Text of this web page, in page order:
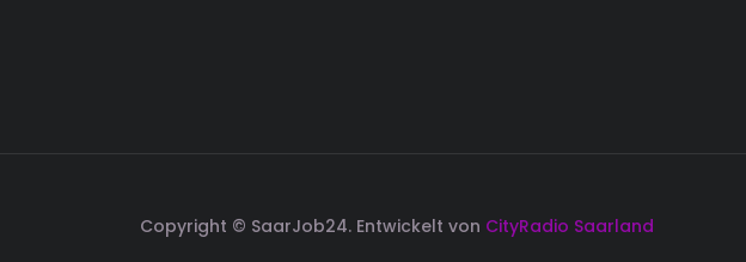
Copyright © SaarJob24. Entwickelt von CityRadio Saarland